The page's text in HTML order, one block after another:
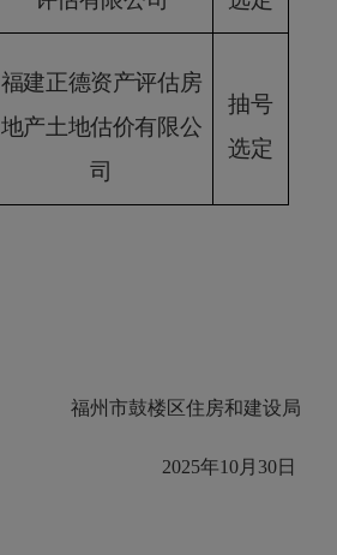
福建正德资产评估房
地产土地估价有限公
司
抽号
选定
福州市鼓楼区住房和建设局
2025年10月30日